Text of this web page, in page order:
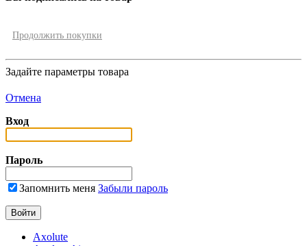
Продолжить покупки
Задайте параметры товара
Отмена
Вход
Пароль
Запомнить меня Забыли пароль
Axolute